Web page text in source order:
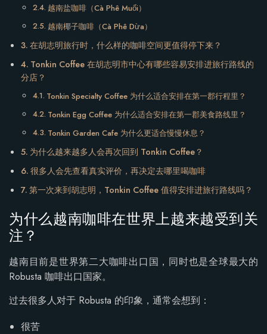
越南盐咖啡（Cà Phê Muối）
越南椰子咖啡（Cà Phê Dừa）
在胡志明旅行时，什么样的咖啡空间更值得停下来？
Tonkin Coffee 在胡志明市中心有哪些容易安排进旅行路线的
分店？
Tonkin Specialty Coffee 为什么适合安排在第一郡行程里？
Tonkin Egg Coffee 为什么适合安排在第一郡美食路线里？
Tonkin Garden Cafe 为什么更适合慢慢休息？
为什么越来越多人会再次回到 Tonkin Coffee？
很多人会先查看真实评价，再决定去哪里喝咖啡
第一次来到胡志明，Tonkin Coffee 值得安排进旅行路线吗？
为什么越南咖啡在世界上越来越受到关
注？
越南目前是世界第二大咖啡出口国，同时也是全球最大的
Robusta 咖啡出口国家。
过去很多人对于 Robusta 的印象，通常会想到：
很苦